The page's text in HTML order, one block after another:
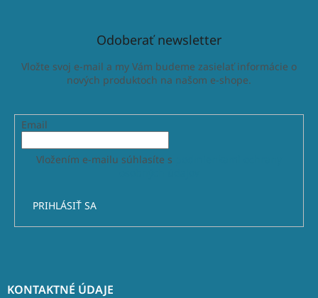
Odoberať newsletter
Vložte svoj e-mail a my Vám budeme zasielať informácie o
nových produktoch na našom e-shope.
Email
Vložením e-mailu súhlasíte s
PRIHLÁSIŤ SA
KONTAKTNÉ ÚDAJE